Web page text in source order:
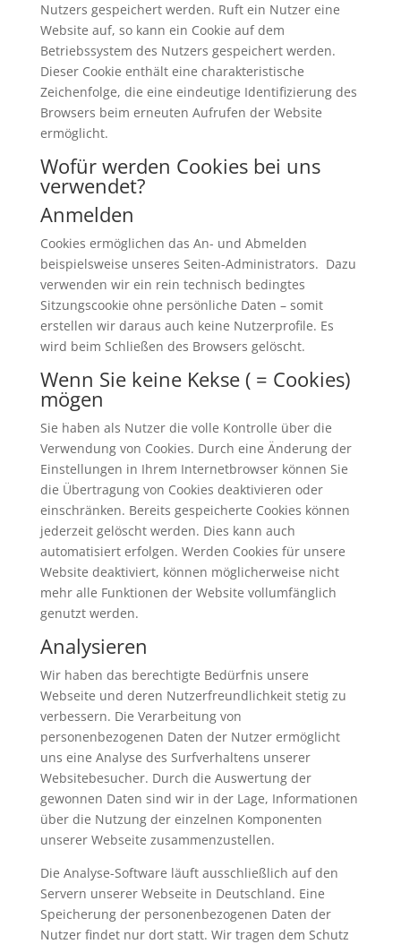
Nutzers gespeichert werden. Ruft ein Nutzer eine
Website auf, so kann ein Cookie auf dem
Betriebssystem des Nutzers gespeichert werden.
Dieser Cookie enthält eine charakteristische
Zeichenfolge, die eine eindeutige Identifizierung des
Browsers beim erneuten Aufrufen der Website
ermöglicht.
Wofür werden Cookies bei uns
verwendet?
Anmelden
Cookies ermöglichen das An- und Abmelden
beispielsweise unseres Seiten-Administrators. Dazu
verwenden wir ein rein technisch bedingtes
Sitzungscookie ohne persönliche Daten – somit
erstellen wir daraus auch keine Nutzerprofile. Es
wird beim Schließen des Browsers gelöscht.
Wenn Sie keine Kekse ( = Cookies)
mögen
Sie haben als Nutzer die volle Kontrolle über die
Verwendung von Cookies. Durch eine Änderung der
Einstellungen in Ihrem Internetbrowser können Sie
die Übertragung von Cookies deaktivieren oder
einschränken. Bereits gespeicherte Cookies können
jederzeit gelöscht werden. Dies kann auch
automatisiert erfolgen. Werden Cookies für unsere
Website deaktiviert, können möglicherweise nicht
mehr alle Funktionen der Website vollumfänglich
genutzt werden.
Analysieren
Wir haben das berechtigte Bedürfnis unsere
Webseite und deren Nutzerfreundlichkeit stetig zu
verbessern. Die Verarbeitung von
personenbezogenen Daten der Nutzer ermöglicht
uns eine Analyse des Surfverhaltens unserer
Websitebesucher. Durch die Auswertung der
gewonnen Daten sind wir in der Lage, Informationen
über die Nutzung der einzelnen Komponenten
unserer Webseite zusammenzustellen.
Die Analyse-Software läuft ausschließlich auf den
Servern unserer Webseite in Deutschland. Eine
Speicherung der personenbezogenen Daten der
Nutzer findet nur dort statt. Wir tragen dem Schutz